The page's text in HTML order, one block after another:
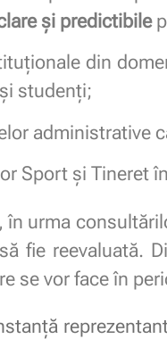
și predictibile
din
studenți;
administrative
Sport și Tineret
urma
fie reevaluată.
se vor face în